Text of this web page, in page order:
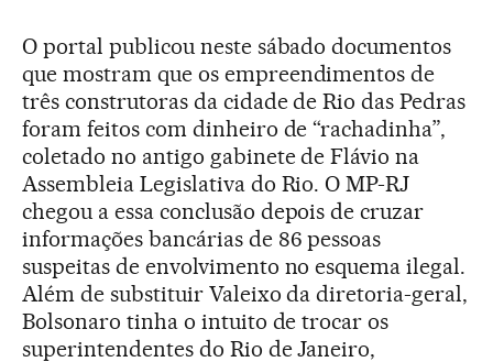
O portal publicou neste sábado documentos
que mostram que os empreendimentos de
três construtoras da cidade de Rio das Pedras
foram feitos com dinheiro de “rachadinha”,
coletado no antigo gabinete de Flávio na
Assembleia Legislativa do Rio. O MP-RJ
chegou a essa conclusão depois de cruzar
informações bancárias de 86 pessoas
suspeitas de envolvimento no esquema ilegal.
Além de substituir Valeixo da diretoria-geral,
Bolsonaro tinha o intuito de trocar os
superintendentes do Rio de Janeiro,